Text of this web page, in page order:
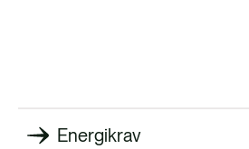
Energikrav